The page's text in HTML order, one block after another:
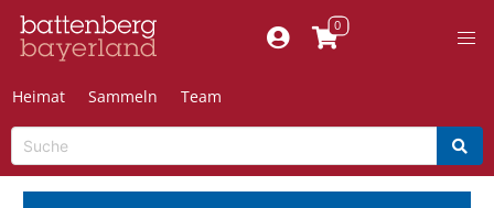
Heimat Sammeln Team